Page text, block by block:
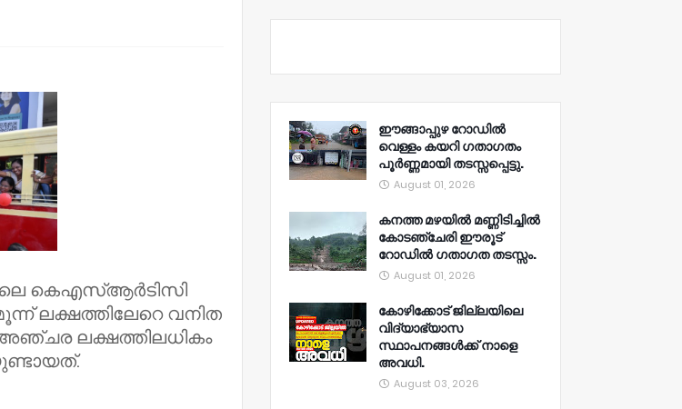
കെഎസ്ആര്‍ടിസി
ലക്ഷത്തിലേറെ വനിത
അഞ്ചര ലക്ഷത്തിലധികം
ഈങ്ങാപ്പുഴ റോഡിൽ
വെള്ളം കയറി ഗതാഗതം
പൂർണ്ണമായി തടസ്സപ്പെട്ടു.
August 01, 2026
കനത്ത മഴയിൽ മണ്ണിടിച്ചിൽ
കോടഞ്ചേരി ഈരൂട്
റോഡിൽ ഗതാഗത തടസ്സം.
August 01, 2026
കോഴിക്കോട് ജില്ലയിലെ
വിദ്യാഭ്യാസ
സ്ഥാപനങ്ങൾക്ക് നാളെ
അവധി.
August 03, 2026